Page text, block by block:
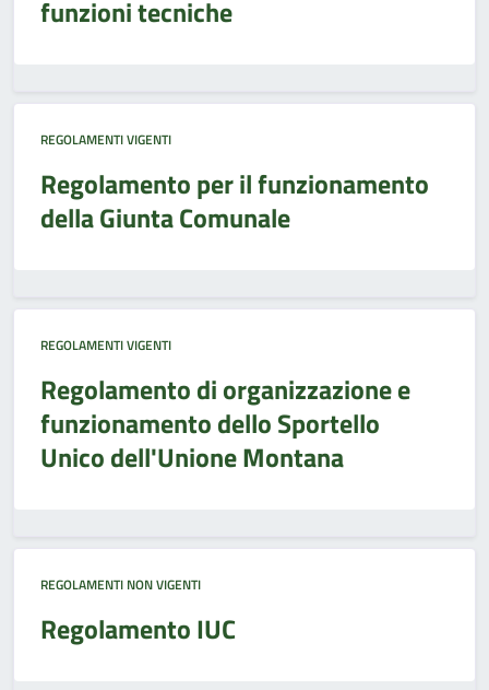
funzioni tecniche
REGOLAMENTI VIGENTI
Regolamento per il funzionamento
della Giunta Comunale
REGOLAMENTI VIGENTI
Regolamento di organizzazione e
funzionamento dello Sportello
Unico dell'Unione Montana
REGOLAMENTI NON VIGENTI
Regolamento IUC